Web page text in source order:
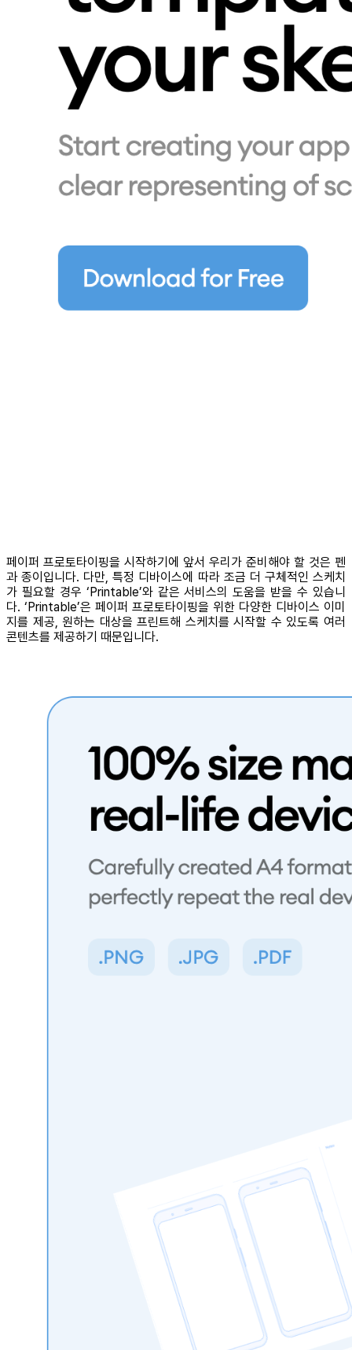
페이퍼 프로토타이핑을 시작하기에 앞서 우리가 준비해야 할 것은 펜
과 종이입니다. 다만, 특정 디바이스에 따라 조금 더 구체적인 스케치
가 필요할 경우 ‘Printable’와 같은 서비스의 도움을 받을 수 있습니
다. ‘Printable’은 페이퍼 프로토타이핑을 위한 다양한 디바이스 이미
지를 제공, 원하는 대상을 프린트해 스케치를 시작할 수 있도록 여러
콘텐츠를 제공하기 때문입니다.